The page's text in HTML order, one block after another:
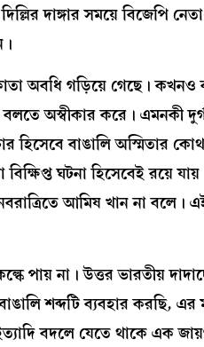
দাঙ্গার সময়ে বিজেপি
অবধি গড়িয়ে গেছে। কখনও
অস্বীকার করে। এমনকী
হিসেবে বাঙালি অস্মিতার
ঘটনা হিসেবেই রয়ে
আমিষ খান না বলে।
কল্কে পায় না। উত্তর ভারতীয়
শব্দটি ব্যবহার করছি, এর
বদলে যেতে থাকে এক